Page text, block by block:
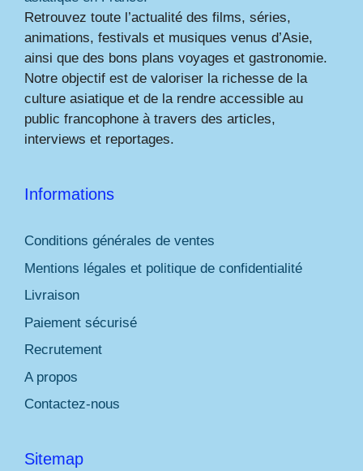
Retrouvez toute l’actualité des films, séries,
animations, festivals et musiques venus d’Asie,
ainsi que des bons plans voyages et gastronomie.
Notre objectif est de valoriser la richesse de la
culture asiatique et de la rendre accessible au
public francophone à travers des articles,
interviews et reportages.
Informations
Conditions générales de ventes
Mentions légales et politique de confidentialité
Livraison
Paiement sécurisé
Recrutement
A propos
Contactez-nous
Sitemap